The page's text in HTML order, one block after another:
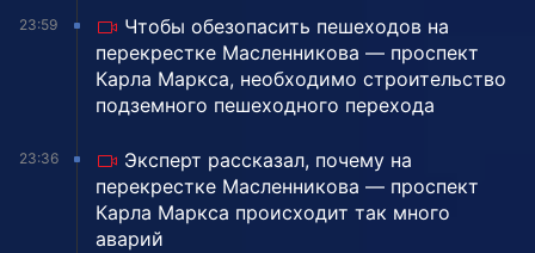
23:59
Чтобы обезопасить пешеходов на
перекрестке Масленникова — проспект
Карла Маркса, необходимо строительство
подземного пешеходного перехода
23:36
Эксперт рассказал, почему на
перекрестке Масленникова — проспект
Карла Маркса происходит так много
аварий